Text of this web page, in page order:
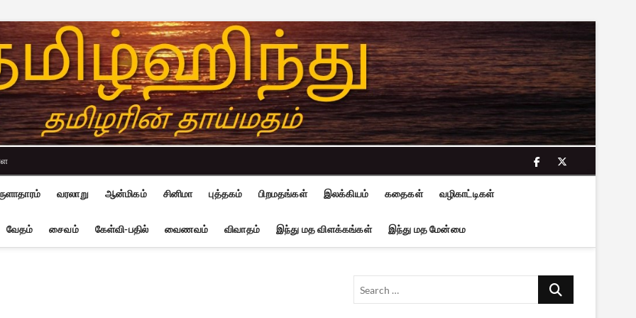
facebook
twitter
வரலாறு ஆன்மிகம் சினிமா புத்தகம் பிறமதங்கள் இலக்கியம் கதைகள் வழிகாட்டிகள்
வேதம் சைவம் கேள்வி-பதில் வைணவம் விவாதம் இந்து மத விளக்கங்கள் இந்து மத மேன்மை
Search